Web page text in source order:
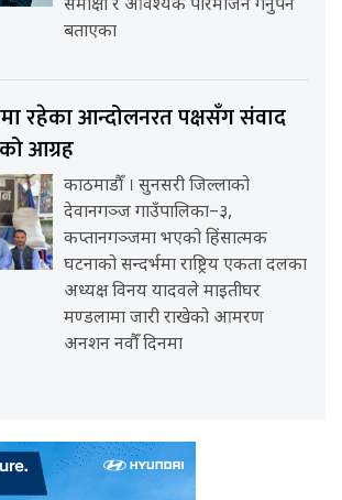
समीक्षा र आवश्यक परिमार्जन गर्नुपर्ने
बताएका
रहेका आन्दोलनरत पक्षसँग संवाद
आग्रह
काठमाडौँ । सुनसरी जिल्लाको
देवानगञ्ज गाउँपालिका–३,
कप्तानगञ्जमा भएको हिंसात्मक
घटनाको सन्दर्भमा राष्ट्रिय एकता दलका
अध्यक्ष विनय यादवले माइतीघर
मण्डलामा जारी राखेको आमरण
अनशन नवौँ दिनमा